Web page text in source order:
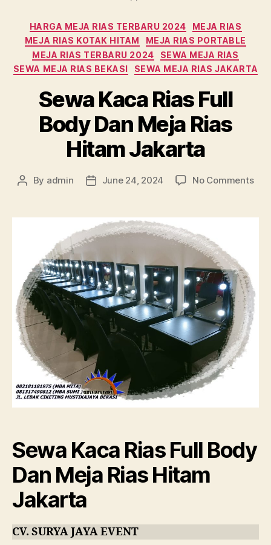
Categories
HARGA MEJA RIAS TERBARU 2024
MEJA RIAS
MEJA RIAS KOTAK HITAM
MEJA RIAS PORTABLE
MEJA RIAS TERBARU 2024
SEWA MEJA RIAS
SEWA MEJA RIAS BEKASI
SEWA MEJA RIAS JAKARTA
Sewa Kaca Rias Full
Body Dan Meja Rias
Hitam Jakarta
Post
By admin
PostJune 24, 2024 No Commentson
Rias
Rias
Sewa Kaca Rias Full Body
Dan Meja Rias Hitam
Jakarta
CV. SURYA JAYA EVENT